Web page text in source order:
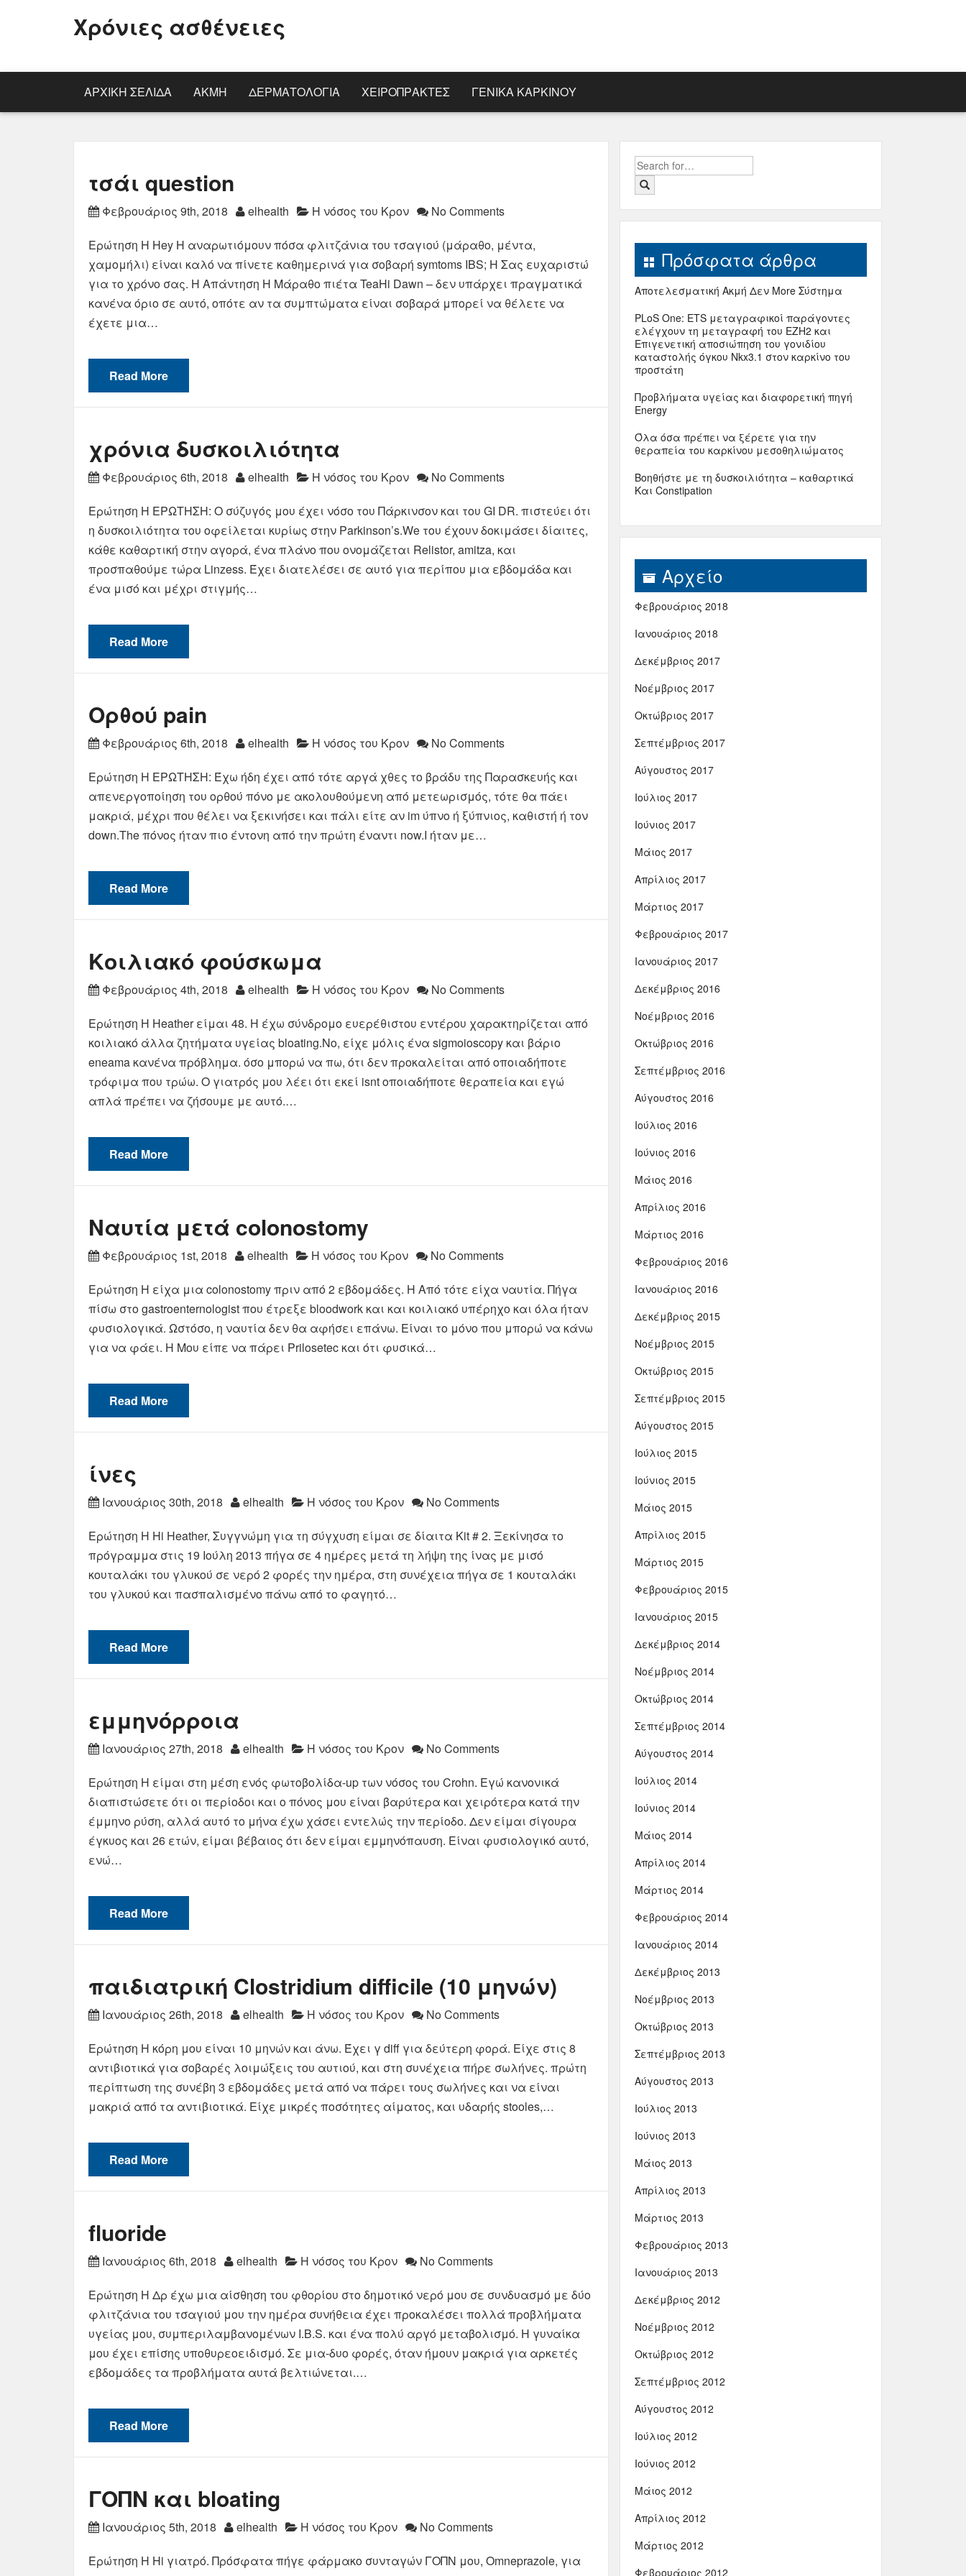
Χρόνιες ασθένειες
ΑΡΧΙΚΉ ΣΕΛΊΔΑ ΑΚΜΉ ΔΕΡΜΑΤΟΛΟΓΊΑ ΧΕΙΡΟΠΡΆΚΤΕΣ ΓΕΝΙΚΆ ΚΑΡΚΊΝΟΥ
τσάι question
Φεβρουάριος 9th, 2018 elhealth Η νόσος του Κρον No Comments
Ερώτηση Η Hey Η αναρωτιόμουν πόσα φλιτζάνια του τσαγιού (μάραθο, μέντα,
χαμομήλι) είναι καλό να πίνετε καθημερινά για σοβαρή symtoms IBS; Η Σας ευχαριστώ
για το χρόνο σας. Η Απάντηση Η Μάραθο πιέτα TeaHi Dawn – δεν υπάρχει πραγματικά
κανένα όριο σε αυτό, οπότε αν τα συμπτώματα είναι σοβαρά μπορεί να θέλετε να
έχετε μια…
Read More
χρόνια δυσκοιλιότητα
Φεβρουάριος 6th, 2018 elhealth Η νόσος του Κρον No Comments
Ερώτηση Η ΕΡΩΤΗΣΗ: Ο σύζυγός μου έχει νόσο του Πάρκινσον και του GI DR. πιστεύει ότι
η δυσκοιλιότητα του οφείλεται κυρίως στην Parkinson’s.We του έχουν δοκιμάσει δίαιτες,
κάθε καθαρτική στην αγορά, ένα πλάνο που ονομάζεται Relistor, amitza, και
προσπαθούμε τώρα Linzess. Έχει διατελέσει σε αυτό για περίπου μια εβδομάδα και
ένα μισό και μέχρι στιγμής…
Read More
Ορθού pain
Φεβρουάριος 6th, 2018 elhealth Η νόσος του Κρον No Comments
Ερώτηση Η ΕΡΩΤΗΣΗ: Έχω ήδη έχει από τότε αργά χθες το βράδυ της Παρασκευής και
απενεργοποίηση του ορθού πόνο με ακολουθούμενη από μετεωρισμός, τότε θα πάει
μακριά, μέχρι που θέλει να ξεκινήσει και πάλι είτε αν im ύπνο ή ξύπνιος, καθιστή ή τον
down.The πόνος ήταν πιο έντονη από την πρώτη έναντι now.I ήταν με…
Read More
Κοιλιακό φούσκωμα
Φεβρουάριος 4th, 2018 elhealth Η νόσος του Κρον No Comments
Ερώτηση Η Heather είμαι 48. Η έχω σύνδρομο ευερέθιστου εντέρου χαρακτηρίζεται από
κοιλιακό άλλα ζητήματα υγείας bloating.No, είχε μόλις ένα sigmoioscopy και βάριο
eneama κανένα πρόβλημα. όσο μπορώ να πω, ότι δεν προκαλείται από οποιαδήποτε
τρόφιμα που τρώω. Ο γιατρός μου λέει ότι εκεί isnt οποιαδήποτε θεραπεία και εγώ
απλά πρέπει να ζήσουμε με αυτό.…
Read More
Ναυτία μετά colonostomy
Φεβρουάριος 1st, 2018 elhealth Η νόσος του Κρον No Comments
Ερώτηση Η είχα μια colonostomy πριν από 2 εβδομάδες. Η Από τότε είχα ναυτία. Πήγα
πίσω στο gastroenternologist που έτρεξε bloodwork και και κοιλιακό υπέρηχο και όλα ήταν
φυσιολογικά. Ωστόσο, η ναυτία δεν θα αφήσει επάνω. Είναι το μόνο που μπορώ να κάνω
για να φάει. Η Μου είπε να πάρει Prilosetec και ότι φυσικά…
Read More
ίνες
Ιανουάριος 30th, 2018 elhealth Η νόσος του Κρον No Comments
Ερώτηση Η Hi Heather, Συγγνώμη για τη σύγχυση είμαι σε δίαιτα Kit # 2. Ξεκίνησα το
πρόγραμμα στις 19 Ιούλη 2013 πήγα σε 4 ημέρες μετά τη λήψη της ίνας με μισό
κουταλάκι του γλυκού σε νερό 2 φορές την ημέρα, στη συνέχεια πήγα σε 1 κουταλάκι
του γλυκού και πασπαλισμένο πάνω από το φαγητό…
Read More
εμμηνόρροια
Ιανουάριος 27th, 2018 elhealth Η νόσος του Κρον No Comments
Ερώτηση Η είμαι στη μέση ενός φωτοβολίδα-up των νόσος του Crohn. Εγώ κανονικά
διαπιστώσετε ότι οι περίοδοι και ο πόνος μου είναι βαρύτερα και χειρότερα κατά την
έμμηνο ρύση, αλλά αυτό το μήνα έχω χάσει εντελώς την περίοδο. Δεν είμαι σίγουρα
έγκυος και 26 ετών, είμαι βέβαιος ότι δεν είμαι εμμηνόπαυση. Είναι φυσιολογικό αυτό,
ενώ…
Read More
παιδιατρική Clostridium difficile (10 μηνών)
Ιανουάριος 26th, 2018 elhealth Η νόσος του Κρον No Comments
Ερώτηση Η κόρη μου είναι 10 μηνών και άνω. Έχει γ diff για δεύτερη φορά. Είχε στις 8
αντιβιοτικά για σοβαρές λοιμώξεις του αυτιού, και στη συνέχεια πήρε σωλήνες. πρώτη
περίπτωση της συνέβη 3 εβδομάδες μετά από να πάρει τους σωλήνες και να είναι
μακριά από τα αντιβιοτικά. Είχε μικρές ποσότητες αίματος, και υδαρής stooles,…
Read More
fluoride
Ιανουάριος 6th, 2018 elhealth Η νόσος του Κρον No Comments
Ερώτηση Η Δρ έχω μια αίσθηση του φθορίου στο δημοτικό νερό μου σε συνδυασμό με δύο
φλιτζάνια του τσαγιού μου την ημέρα συνήθεια έχει προκαλέσει πολλά προβλήματα
υγείας μου, συμπεριλαμβανομένων I.B.S. και ένα πολύ αργό μεταβολισμό. Η γυναίκα
μου έχει επίσης υποθυρεοειδισμό. Σε μια-δυο φορές, όταν ήμουν μακριά για αρκετές
εβδομάδες τα προβλήματα αυτά βελτιώνεται.…
Read More
ΓΟΠΝ και bloating
Ιανουάριος 5th, 2018 elhealth Η νόσος του Κρον No Comments
Ερώτηση Η Hi γιατρό. Πρόσφατα πήγε φάρμακο συνταγών ΓΟΠΝ μου, Omneprazole, για
Search
for:
Πρόσφατα άρθρα
Αποτελεσματική Ακμή Δεν More Σύστημα
PLoS One: ETS μεταγραφικοί παράγοντες
ελέγχουν τη μεταγραφή του ΕΖΗ2 και
Επιγενετική αποσιώπηση του γονιδίου
καταστολής όγκου Nkx3.1 στον καρκίνο του
προστάτη
Προβλήματα υγείας και διαφορετική πηγή
Energy
Όλα όσα πρέπει να ξέρετε για την
θεραπεία του καρκίνου μεσοθηλιώματος
Βοηθήστε με τη δυσκοιλιότητα – καθαρτικά
Και Constipation
Αρχείο
Φεβρουάριος 2018
Ιανουάριος 2018
Δεκέμβριος 2017
Νοέμβριος 2017
Οκτώβριος 2017
Σεπτέμβριος 2017
Αύγουστος 2017
Ιούλιος 2017
Ιούνιος 2017
Μάιος 2017
Απρίλιος 2017
Μάρτιος 2017
Φεβρουάριος 2017
Ιανουάριος 2017
Δεκέμβριος 2016
Νοέμβριος 2016
Οκτώβριος 2016
Σεπτέμβριος 2016
Αύγουστος 2016
Ιούλιος 2016
Ιούνιος 2016
Μάιος 2016
Απρίλιος 2016
Μάρτιος 2016
Φεβρουάριος 2016
Ιανουάριος 2016
Δεκέμβριος 2015
Νοέμβριος 2015
Οκτώβριος 2015
Σεπτέμβριος 2015
Αύγουστος 2015
Ιούλιος 2015
Ιούνιος 2015
Μάιος 2015
Απρίλιος 2015
Μάρτιος 2015
Φεβρουάριος 2015
Ιανουάριος 2015
Δεκέμβριος 2014
Νοέμβριος 2014
Οκτώβριος 2014
Σεπτέμβριος 2014
Αύγουστος 2014
Ιούλιος 2014
Ιούνιος 2014
Μάιος 2014
Απρίλιος 2014
Μάρτιος 2014
Φεβρουάριος 2014
Ιανουάριος 2014
Δεκέμβριος 2013
Νοέμβριος 2013
Οκτώβριος 2013
Σεπτέμβριος 2013
Αύγουστος 2013
Ιούλιος 2013
Ιούνιος 2013
Μάιος 2013
Απρίλιος 2013
Μάρτιος 2013
Φεβρουάριος 2013
Ιανουάριος 2013
Δεκέμβριος 2012
Νοέμβριος 2012
Οκτώβριος 2012
Σεπτέμβριος 2012
Αύγουστος 2012
Ιούλιος 2012
Ιούνιος 2012
Μάιος 2012
Απρίλιος 2012
Μάρτιος 2012
Φεβρουάριος 2012